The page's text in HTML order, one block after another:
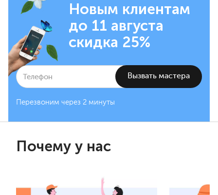
Новым клиентам
до 11 августа
скидка 25%
Перезвоним через 2 минуты
Почему у нас